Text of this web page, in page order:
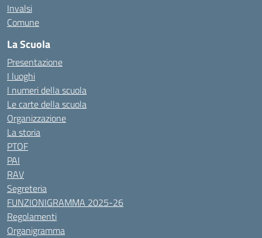
Invalsi
Comune
La Scuola
Presentazione
I luoghi
I numeri della scuola
Le carte della scuola
Organizzazione
La storia
PTOF
PAI
RAV
Segreteria
FUNZIONIGRAMMA 2025-26
Regolamenti
Organigramma